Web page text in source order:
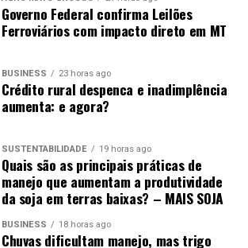
Governo Federal confirma Leilões
Ferroviários com impacto direto em MT
BUSINESS 23 horas ago
Crédito rural despenca e inadimplência
aumenta: e agora?
SUSTENTABILIDADE 19 horas ago
Quais são as principais práticas de
manejo que aumentam a produtividade
da soja em terras baixas? – MAIS SOJA
BUSINESS 18 horas ago
Chuvas dificultam manejo, mas trigo